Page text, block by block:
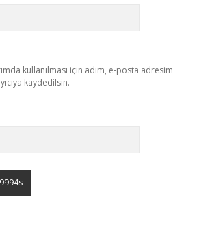
kullanılması için adım, e-posta adresim
kaydedilsin.